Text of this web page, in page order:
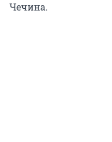
Чечина.